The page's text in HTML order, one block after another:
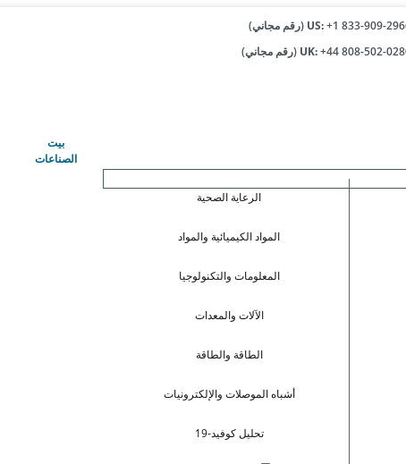
US:833-909-2966 (رقم مجاني)
UK:808-502-0280 (رقم مجاني)
بيت(حاضِر)
الصناعات
الرعاية الصحية
المواد الكيميائية والمواد
المعلومات والتكنولوجيا
الآلات والمعدات
الطاقة والطاقة
أشباه الموصلات والإلكترونيات
تحليل كوفيد-19